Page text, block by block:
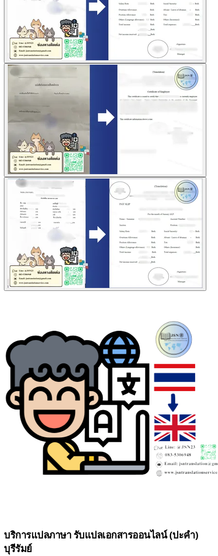
บริการแปลภาษา รับแปลเอกสารออนไลน์ (ปะคำ)
บุรีรัมย์